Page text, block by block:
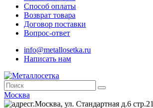
Способ оплаты
Возврат товара
Договор поставки
Вопрос-ответ
info@metallosetka.ru
Написать нам
Москва
г.Москва, ул. Стандартная д.6 стр.21